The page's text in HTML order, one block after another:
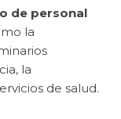
de personal
la
la
de salud.